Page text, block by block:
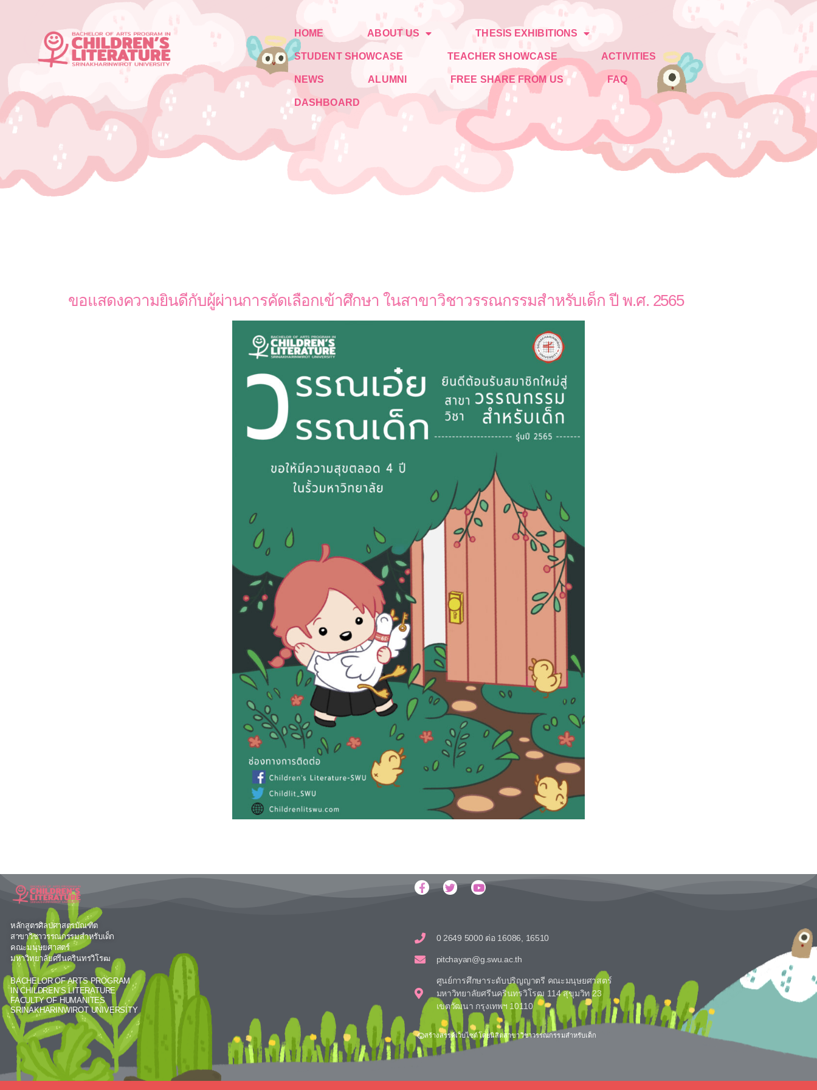
HOME ABOUT US THESIS EXHIBITIONS
STUDENT SHOWCASE TEACHER SHOWCASE ACTIVITIES
NEWS ALUMNI FREE SHARE FROM US FAQ
DASHBOARD
ขอแสดงความยินดีกับผู้ผ่านการคัดเลือกเข้าศึกษา ในสาขาวิชาวรรณกรรมสำหรับเด็ก ปี พ.ศ. 2565
หลักสูตรศิลปศาสตรบัณฑิต
สาขาวิชาวรรณกรรมสำหรับเด็ก
คณะมนุษยศาสตร์
มหาวิทยาลัยศรีนครินทรวิโรฒ
BACHELOR OF ARTS PROGRAM
IN CHILDREN’S LITERATURE
FACULTY OF HUMANITES
SRINAKHARINWIROT UNIVERSITY
0 2649 5000 ต่อ 16086, 16510
pitchayan@g.swu.ac.th
ศูนย์การศึกษาระดับปริญญาตรี คณะมนุษยศาสตร์
มหาวิทยาลัยศรีนครินทรวิโรฒ 114 สุขุมวิท 23
เขตวัฒนา กรุงเทพฯ 10110
สร้างสรรค์เว็บไซต์โดยนิสิตสาขาวิชาวรรณกรรมสำหรับเด็ก